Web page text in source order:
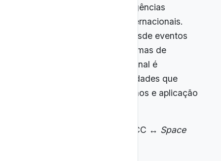
recentes, comunicados de agências
espaciais e observatórios internacionais.
Com vídeos que exploram desde eventos
astronômicos pontuais até temas de
fronteira da cosmologia, o canal é
especialmente útil para habilidades que
envolvem análise de fenômenos e aplicação
Comparativo BNCC ↔ Space